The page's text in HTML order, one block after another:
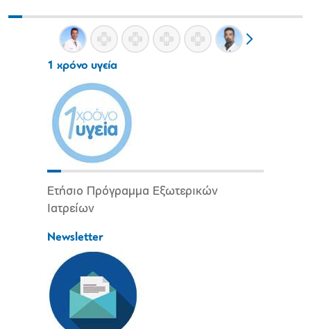
1 χρόνο υγεία
Ετήσιο Πρόγραμμα Εξωτερικών
Ιατρείων
Newsletter